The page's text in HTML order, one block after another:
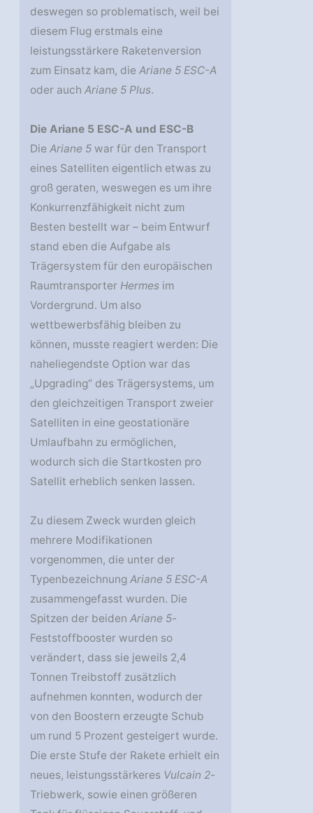
deswegen so problematisch, weil bei
diesem Flug erstmals eine
leistungsstärkere Raketenversion
zum Einsatz kam, dieAriane 5 ESC-A
oder auchAriane 5 Plus.
Die Ariane 5 ESC-A und ESC-B
DieAriane 5 war für den Transport
eines Satelliten eigentlich etwas zu
groß geraten, weswegen es um ihre
Konkurrenzfähigkeit nicht zum
Besten bestellt war – beim Entwurf
stand eben die Aufgabe als
Trägersystem für den europäischen
RaumtransporterHermes im
Vordergrund. Um also
wettbewerbsfähig bleiben zu
können, musste reagiert werden: Die
naheliegendste Option war das
„Upgrading“ des Trägersystems, um
den gleichzeitigen Transport zweier
Satelliten in eine geostationäre
Umlaufbahn zu ermöglichen,
wodurch sich die Startkosten pro
Satellit erheblich senken lassen.
Zu diesem Zweck wurden gleich
mehrere Modifikationen
vorgenommen, die unter der
TypenbezeichnungAriane 5 ESC-A
zusammengefasst wurden. Die
Spitzen der beidenAriane 5-
Feststoffbooster wurden so
verändert, dass sie jeweils 2,4
Tonnen Treibstoff zusätzlich
aufnehmen konnten, wodurch der
von den Boostern erzeugte Schub
um rund 5 Prozent gesteigert wurde.
Die erste Stufe der Rakete erhielt ein
neues, leistungsstärkeres Vulcain 2-
Triebwerk, sowie einen größeren